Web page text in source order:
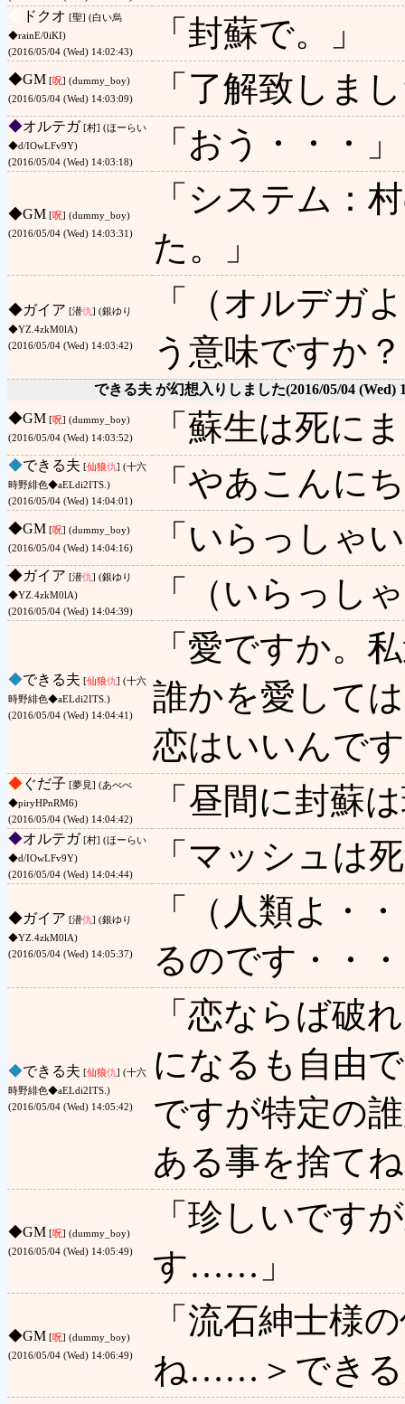
ドクオ [聖] (白い烏
◆rainE/0iKI)
(2016/05/04 (Wed) 14:02:43)
「封蘇で。」
◆GM [呪] (dummy_boy)
(2016/05/04 (Wed) 14:03:09)
「了解致しま
◆オルテガ [村] (ほーらい
◆d/IOwLFv9Y)
(2016/05/04 (Wed) 14:03:18)
「おう・・・」
◆GM [呪] (dummy_boy)
(2016/05/04 (Wed) 14:03:31)
「システム：
た。」
◆ガイア [潜仇] (銀ゆり
◆YZ.4zkM0lA)
(2016/05/04 (Wed) 14:03:42)
「（オルデガ
う意味ですか
できる夫 が幻想入りしました(2016/05/04 (Wed)
◆GM [呪] (dummy_boy)
(2016/05/04 (Wed) 14:03:52)
「蘇生は死に
◆できる夫 [仙狼仇] (十六
時野緋色◆aELdi2ITS.)
(2016/05/04 (Wed) 14:04:01)
「やあこんに
◆GM [呪] (dummy_boy)
(2016/05/04 (Wed) 14:04:16)
「いらっしゃ
◆ガイア [潜仇] (銀ゆり
◆YZ.4zkM0lA)
(2016/05/04 (Wed) 14:04:39)
「（いらっし
◆できる夫 [仙狼仇] (十六
時野緋色◆aELdi2ITS.)
(2016/05/04 (Wed) 14:04:41)
「愛ですか。
誰かを愛して
恋はいいんで
◆ぐだ子 [夢見] (あべべ
◆piryHPnRM6)
(2016/05/04 (Wed) 14:04:42)
「昼間に封蘇
◆オルテガ [村] (ほーらい
◆d/IOwLFv9Y)
(2016/05/04 (Wed) 14:04:44)
「マッシュは
◆ガイア [潜仇] (銀ゆり
◆YZ.4zkM0lA)
(2016/05/04 (Wed) 14:05:37)
「（人類よ・
るのです・・
◆できる夫 [仙狼仇] (十六
時野緋色◆aELdi2ITS.)
(2016/05/04 (Wed) 14:05:42)
「恋ならば破
になるも自由
ですが特定の
ある事を捨て
◆GM [呪] (dummy_boy)
(2016/05/04 (Wed) 14:05:49)
「珍しいです
す……」
◆GM [呪] (dummy_boy)
(2016/05/04 (Wed) 14:06:49)
「流石紳士様
ね……＞できる